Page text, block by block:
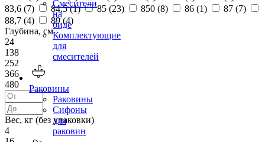
Смесители
на
биде
Комплектующие
для
смесителей
Раковины
Раковины
Сифоны
для
раковин
83,6 (7) 84,5 (1) 85 (23) 850 (8) 86 (1) 87 (7)
88,7 (4) 89 (4)
Глубина, см
24
138
252
366
480
Вес, кг (без упаковки)
4